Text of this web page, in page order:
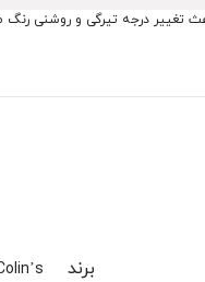
تغییر درجه تیرگی و روشنی
برند